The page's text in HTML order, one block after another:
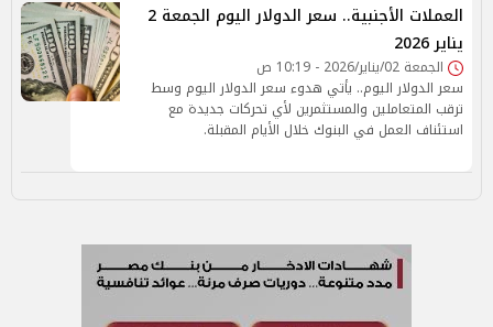
العملات الأجنبية.. سعر الدولار اليوم الجمعة 2
يناير 2026
الجمعة 02/يناير/2026 - 10:19 ص
سعر الدولار اليوم.. يأتي هدوء سعر الدولار اليوم وسط
ترقب المتعاملين والمستثمرين لأي تحركات جديدة مع
استئناف العمل في البنوك خلال الأيام المقبلة.